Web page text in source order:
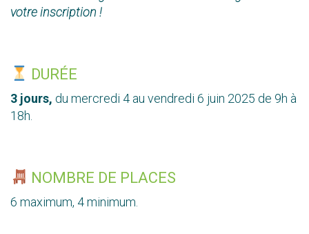
votre inscription !
DURÉE
3 jours, du mercredi 4 au vendredi 6 juin 2025 de 9h à
18h.
NOMBRE DE PLACES
6 maximum, 4 minimum.